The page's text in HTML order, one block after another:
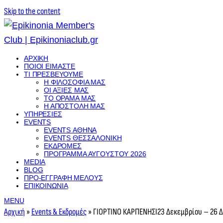
Skip to the content
ΑΡΧΙΚΉ
ΠΟΙΟΊ ΕΊΜΑΣΤΕ
ΤΙ ΠΡΕΣΒΕΎΟΥΜΕ
Η ΦΙΛΟΣΟΦΊΑ ΜΑΣ
ΟΙ ΑΞΊΕΣ ΜΑΣ
ΤΟ ΌΡΑΜΑ ΜΑΣ
Η ΑΠΟΣΤΟΛΉ ΜΑΣ
ΥΠΗΡΕΣΊΕΣ
EVENTS
EVENTS ΑΘΉΝΑ
EVENTS ΘΕΣΣΑΛΟΝΊΚΗ
ΕΚΔΡΟΜΈΣ
ΠΡΌΓΡΑΜΜΑ ΑΥΓΟΎΣΤΟΥ 2026
MEDIA
BLOG
ΠΡΟ-ΕΓΓΡΑΦΉ ΜΈΛΟΥΣ
ΕΠΙΚΟΙΝΩΝΊΑ
MENU
Αρχική »Events & Εκδρομές»ΓΙΟΡΤΙΝΟ ΚΑΡΠΕΝΗΣΙ23 Δεκεμβρίου – 26